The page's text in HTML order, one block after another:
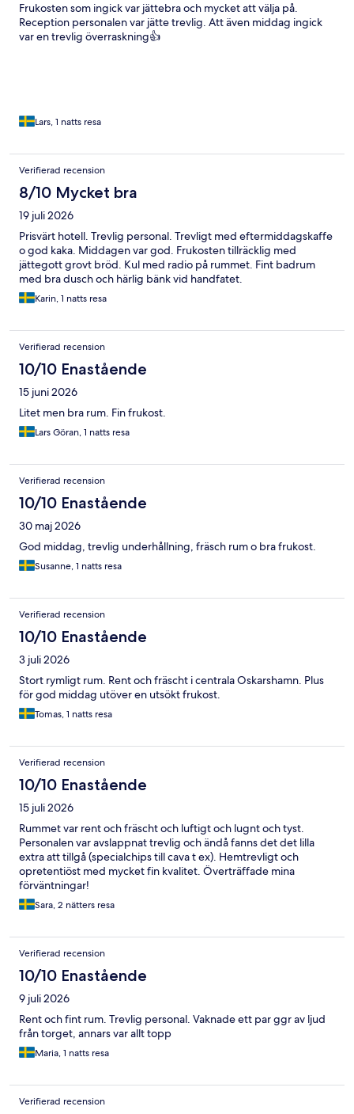
Frukosten som ingick var jättebra och mycket att välja på.
Reception personalen var jätte trevlig. Att även middag ingick
var en trevlig överraskning👍
Lars, 1 natts resa
Verifierad recension
8/10 Mycket bra
19 juli 2026
Prisvärt hotell. Trevlig personal. Trevligt med eftermiddagskaffe
o god kaka. Middagen var god. Frukosten tillräcklig med
jättegott grovt bröd. Kul med radio på rummet. Fint badrum
med bra dusch och härlig bänk vid handfatet.
Karin, 1 natts resa
Verifierad recension
10/10 Enastående
15 juni 2026
Litet men bra rum. Fin frukost.
Lars Göran, 1 natts resa
Verifierad recension
10/10 Enastående
30 maj 2026
God middag, trevlig underhållning, fräsch rum o bra frukost.
Susanne, 1 natts resa
Verifierad recension
10/10 Enastående
3 juli 2026
Stort rymligt rum. Rent och fräscht i centrala Oskarshamn. Plus
för god middag utöver en utsökt frukost.
Tomas, 1 natts resa
Verifierad recension
10/10 Enastående
15 juli 2026
Rummet var rent och fräscht och luftigt och lugnt och tyst.
Personalen var avslappnat trevlig och ändå fanns det det lilla
extra att tillgå (specialchips till cava t ex). Hemtrevligt och
opretentiöst med mycket fin kvalitet. Överträffade mina
förväntningar!
Sara, 2 nätters resa
Verifierad recension
10/10 Enastående
9 juli 2026
Rent och fint rum. Trevlig personal. Vaknade ett par ggr av ljud
från torget, annars var allt topp
Maria, 1 natts resa
Verifierad recension